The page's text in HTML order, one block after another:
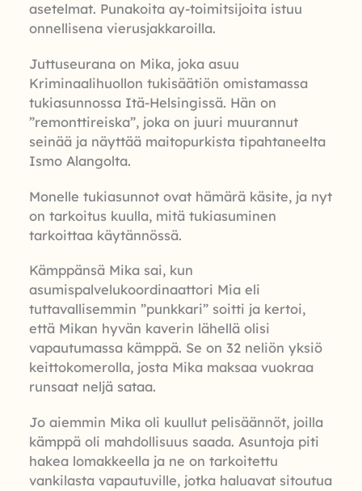
asetelmat. Punakoita ay-toimitsijoita istuu
onnellisena vierusjakkaroilla.
Juttuseurana on Mika, joka asuu
Kriminaalihuollon tukisäätiön omistamassa
tukiasunnossa Itä-Helsingissä. Hän on
”remonttireiska”, joka on juuri muurannut
seinää ja näyttää maitopurkista tipahtaneelta
Ismo Alangolta.
Monelle tukiasunnot ovat hämärä käsite, ja nyt
on tarkoitus kuulla, mitä tukiasuminen
tarkoittaa käytännössä.
Kämppänsä Mika sai, kun
asumispalvelukoordinaattori Mia eli
tuttavallisemmin ”punkkari” soitti ja kertoi,
että Mikan hyvän kaverin lähellä olisi
vapautumassa kämppä. Se on 32 neliön yksiö
keittokomerolla, josta Mika maksaa vuokraa
runsaat neljä sataa.
Jo aiemmin Mika oli kuullut pelisäännöt, joilla
kämppä oli mahdollisuus saada. Asuntoja piti
hakea lomakkeella ja ne on tarkoitettu
vankilasta vapautuville, jotka haluavat sitoutua